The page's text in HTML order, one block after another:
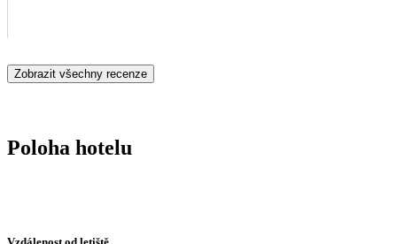
Zobrazit všechny recenze
Poloha hotelu